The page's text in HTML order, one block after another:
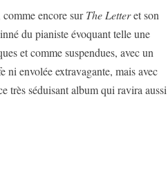
comme encore surThe Letteret son
du pianiste évoquant telle une
et comme suspendues, avec un
ni envolée extravagante, mais avec
très séduisant album qui ravira aussi